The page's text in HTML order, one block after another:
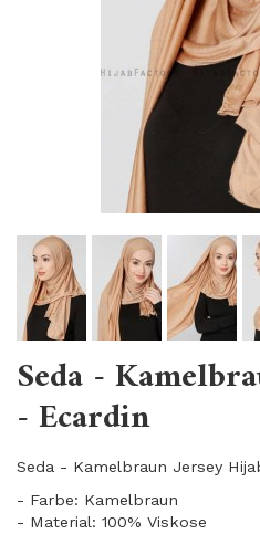
Seda -
- Ecardin
Seda - Kamelbraun Jersey
- Farbe: Kamelbraun
- Material: 100% Viskose